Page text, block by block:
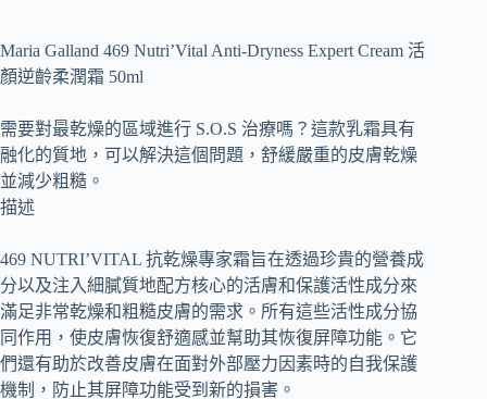
Maria Galland 469 Nutri’Vital Anti-Dryness Expert Cream 活
顏逆齡柔潤霜 50ml
需要對最乾燥的區域進行 S.O.S 治療嗎？這款乳霜具有
融化的質地，可以解決這個問題，舒緩嚴重的皮膚乾燥
並減少粗糙。
描述
469 NUTRI’VITAL 抗乾燥專家霜旨在透過珍貴的營養成
分以及注入細膩質地配方核心的活膚和保護活性成分來
滿足非常乾燥和粗糙皮膚的需求。所有這些活性成分協
同作用，使皮膚恢復舒適感並幫助其恢復屏障功能。它
們還有助於改善皮膚在面對外部壓力因素時的自我保護
機制，防止其屏障功能受到新的損害。